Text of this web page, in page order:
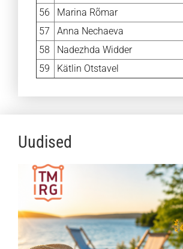
56
Marina Rõmar
57
Anna Nechaeva
58
Nadezhda Widder
59
Kätlin Otstavel
Uudised